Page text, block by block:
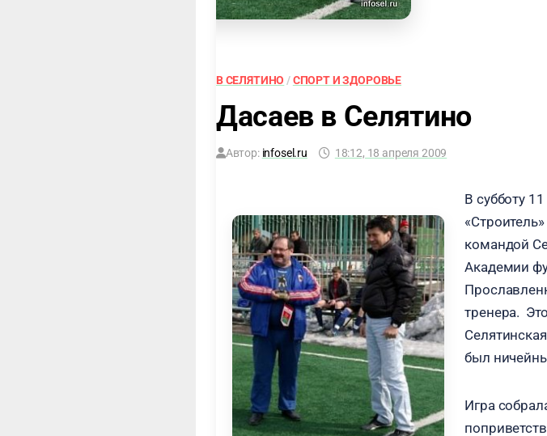
В СЕЛЯТИНО /СПОРТ И ЗДОРОВЬЕ
Дасаев в Селятино
Автор: infosel.ru 18:12, 18 апреля 2009
В субботу
командой
Академии
тренера.
был
Игра